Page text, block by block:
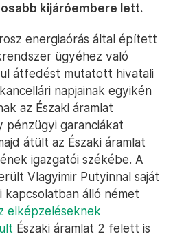
kijáróembere lett.
energiaórás által épített
ügyéhez való
átfedést mutatott hivatali
napjainak egyikén
az Északi áramlat
pénzügyi garanciákat
átült az Északi áramlat
igazgatói székébe. A
Vlagyimir Putyinnal saját
kapcsolatban álló német
elképzeléseknek
Északi áramlat 2 felett is